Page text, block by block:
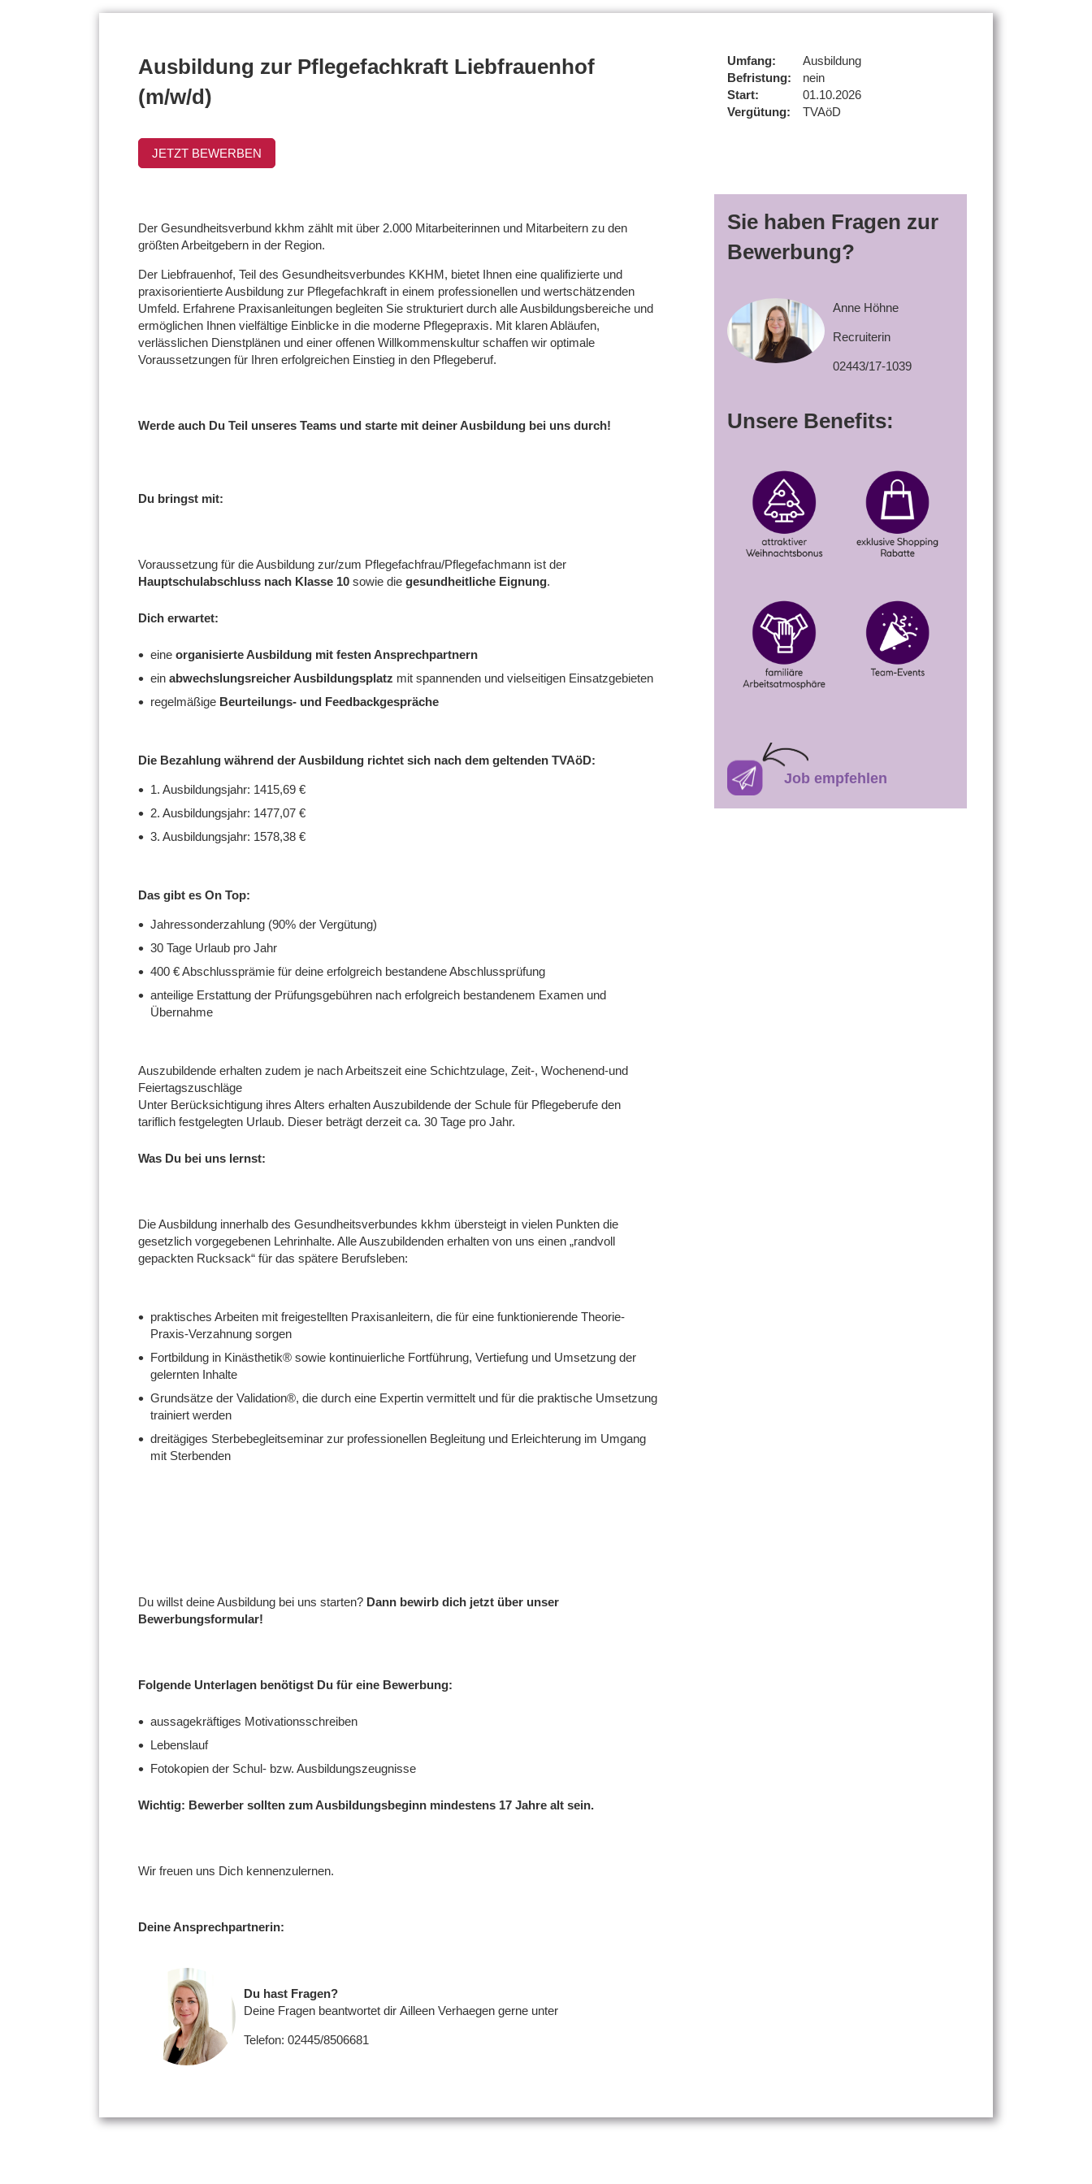
Ausbildung zur Pflegefachkraft Liebfrauenhof
(m/w/d)
JETZT BEWERBEN
Umfang:
Ausbildung
Befristung:
nein
Start:
01.10.2026
Vergütung:
TVAöD
Der Gesundheitsverbund kkhm zählt mit über 2.000 Mitarbeiterinnen und Mitarbeitern zu den
größten Arbeitgebern in der Region.
Der Liebfrauenhof, Teil des Gesundheitsverbundes KKHM, bietet Ihnen eine qualifizierte und
praxisorientierte Ausbildung zur Pflegefachkraft in einem professionellen und wertschätzenden
Umfeld. Erfahrene Praxisanleitungen begleiten Sie strukturiert durch alle Ausbildungsbereiche und
ermöglichen Ihnen vielfältige Einblicke in die moderne Pflegepraxis. Mit klaren Abläufen,
verlässlichen Dienstplänen und einer offenen Willkommenskultur schaffen wir optimale
Voraussetzungen für Ihren erfolgreichen Einstieg in den Pflegeberuf.
Werde auch Du Teil unseres Teams und starte mit deiner Ausbildung bei uns durch!
Du bringst mit:
Voraussetzung für die Ausbildung zur/zum Pflegefachfrau/Pflegefachmann ist der
Hauptschulabschluss nach Klasse 10 sowie die gesundheitliche Eignung.
Dich erwartet:
eine organisierte Ausbildung mit festen Ansprechpartnern
ein abwechslungsreicher Ausbildungsplatz mit spannenden und vielseitigen Einsatzgebieten
regelmäßige Beurteilungs- und Feedbackgespräche
Die Bezahlung während der Ausbildung richtet sich nach dem geltenden TVAöD:
1. Ausbildungsjahr: 1415,69 €
2. Ausbildungsjahr: 1477,07 €
3. Ausbildungsjahr: 1578,38 €
Das gibt es On Top:
Jahressonderzahlung (90% der Vergütung)
30 Tage Urlaub pro Jahr
400 € Abschlussprämie für deine erfolgreich bestandene Abschlussprüfung
anteilige Erstattung der Prüfungsgebühren nach erfolgreich bestandenem Examen und
Übernahme
Auszubildende erhalten zudem je nach Arbeitszeit eine Schichtzulage, Zeit-, Wochenend-und
Feiertagszuschläge
Unter Berücksichtigung ihres Alters erhalten Auszubildende der Schule für Pflegeberufe den
tariflich festgelegten Urlaub. Dieser beträgt derzeit ca. 30 Tage pro Jahr.
Was Du bei uns lernst:
Die Ausbildung innerhalb des Gesundheitsverbundes kkhm übersteigt in vielen Punkten die
gesetzlich vorgegebenen Lehrinhalte. Alle Auszubildenden erhalten von uns einen „randvoll
gepackten Rucksack“ für das spätere Berufsleben:
praktisches Arbeiten mit freigestellten Praxisanleitern, die für eine funktionierende Theorie-
Praxis-Verzahnung sorgen
Fortbildung in Kinästhetik® sowie kontinuierliche Fortführung, Vertiefung und Umsetzung der
gelernten Inhalte
Grundsätze der Validation®, die durch eine Expertin vermittelt und für die praktische Umsetzung
trainiert werden
dreitägiges Sterbebegleitseminar zur professionellen Begleitung und Erleichterung im Umgang
mit Sterbenden
Du willst deine Ausbildung bei uns starten? Dann bewirb dich jetzt über unser
Bewerbungsformular!
Folgende Unterlagen benötigst Du für eine Bewerbung:
aussagekräftiges Motivationsschreiben
Lebenslauf
Fotokopien der Schul- bzw. Ausbildungszeugnisse
Wichtig: Bewerber sollten zum Ausbildungsbeginn mindestens 17 Jahre alt sein.
Wir freuen uns Dich kennenzulernen.
Deine Ansprechpartnerin:
Du hast Fragen?
Deine Fragen beantwortet dir Ailleen Verhaegen gerne unter
Telefon: 02445/8506681
Sie haben Fragen zur
Bewerbung?
Anne Höhne
Recruiterin
02443/17-1039
Unsere Benefits:
Job empfehlen